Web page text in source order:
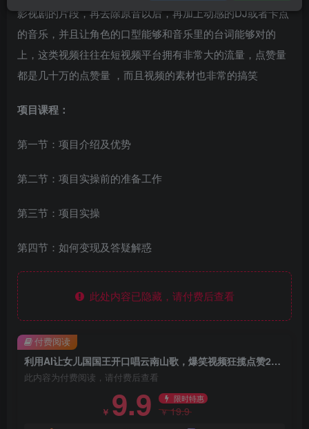
影视剧的片段，再去除原音以后，再加上动感的DJ或者卡点
的音乐，并且让角色的口型能够和音乐里的台词能够对的
上，这类视频往往在短视频平台拥有非常大的流量，点赞量
都是几十万的点赞量 ，而且视频的素材也非常的搞笑
项目课程：
第一节：项目介绍及优势
第二节：项目实操前的准备工作
第三节：项目实操
第四节：如何变现及答疑解惑
此处内容已隐藏，请付费后查看
利用AI让女儿国国王开口唱云南山歌，爆笑视频狂揽点赞20W点赞
此内容为付费阅读，请付费后查看
￥ 9.9 限时特惠
￥19.9
付费阅读